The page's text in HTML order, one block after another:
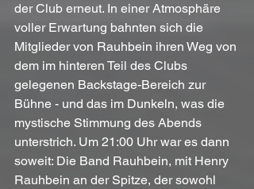
der Club erneut. In einer Atmosphäre
voller Erwartung bahnten sich die
Mitglieder von Rauhbein ihren Weg von
dem im hinteren Teil des Clubs
gelegenen Backstage-Bereich zur
Bühne - und das im Dunkeln, was die
mystische Stimmung des Abends
unterstrich. Um 21:00 Uhr war es dann
soweit: Die Band Rauhbein, mit Henry
Rauhbein an der Spitze, der sowohl